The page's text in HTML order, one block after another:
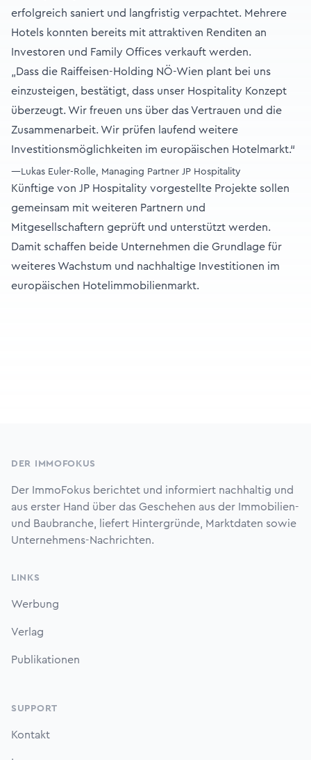
erfolgreich saniert und langfristig verpachtet. Mehrere
Hotels konnten bereits mit attraktiven Renditen an
Investoren und Family Offices verkauft werden.
„Dass die Raiffeisen-Holding NÖ-Wien plant bei uns
einzusteigen, bestätigt, dass unser Hospitality Konzept
überzeugt. Wir freuen uns über das Vertrauen und die
Zusammenarbeit. Wir prüfen laufend weitere
Investitionsmöglichkeiten im europäischen Hotelmarkt.“
—Lukas Euler-Rolle, Managing Partner JP Hospitality
Künftige von JP Hospitality vorgestellte Projekte sollen
gemeinsam mit weiteren Partnern und
Mitgesellschaftern geprüft und unterstützt werden.
Damit schaffen beide Unternehmen die Grundlage für
weiteres Wachstum und nachhaltige Investitionen im
europäischen Hotelimmobilienmarkt.
DER IMMOFOKUS
Der ImmoFokus berichtet und informiert nachhaltig und
aus erster Hand über das Geschehen aus der Immobilien-
und Baubranche, liefert Hintergründe, Marktdaten sowie
Unternehmens-Nachrichten.
LINKS
Werbung
Verlag
Publikationen
SUPPORT
Kontakt